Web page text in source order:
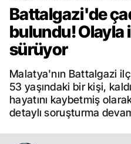
toplanmalı.sokaklar
oldu.korkuyoruz.
Battalgazi'de
bulundu!
sürüyor
Malatya'nın Battalgazi
53 yaşındaki bir kişi,
hayatını kaybetmiş
detaylı soruşturma